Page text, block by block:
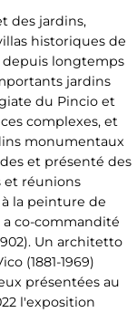
des jardins,
historiques de
depuis longtemps
jardins
du Pincio et
complexes, et
monumentaux
et présenté des
et réunions
la peinture de
a co-commandité
Un architetto
(1881-1969)
présentées au
l'exposition